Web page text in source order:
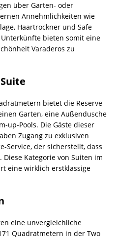
über Garten- oder
Annehmlichkeiten wie
Haartrockner und Safe
bieten somit eine
Varaderos zu
bietet die Reserve
Garten, eine Außendusche
up-Pools. Die Gäste dieser
Zugang zu exklusiven
Service, der sicherstellt, dass
Kategorie von Suiten im
eine wirklich erstklassige
eine unvergleichliche
Quadratmetern in der Two